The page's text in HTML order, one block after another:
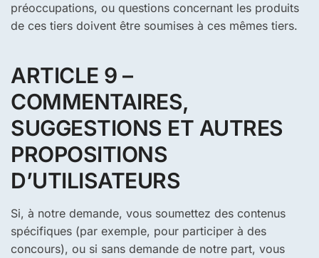
préoccupations, ou questions concernant les produits
de ces tiers doivent être soumises à ces mêmes tiers.
ARTICLE 9 –
COMMENTAIRES,
SUGGESTIONS ET AUTRES
PROPOSITIONS
D’UTILISATEURS
Si, à notre demande, vous soumettez des contenus
spécifiques (par exemple, pour participer à des
concours), ou si sans demande de notre part, vous